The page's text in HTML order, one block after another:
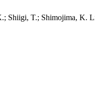
Shiigi, T.; Shimojima, K.